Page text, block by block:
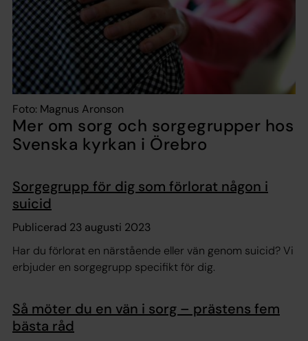
Foto: Magnus Aronson
Mer om sorg och sorgegrupper hos
Svenska kyrkan i Örebro
Sorgegrupp för dig som förlorat någon i
suicid
Publicerad 23 augusti 2023
Har du förlorat en närstående eller vän genom suicid? Vi
erbjuder en sorgegrupp specifikt för dig.
Så möter du en vän i sorg – prästens fem
bästa råd